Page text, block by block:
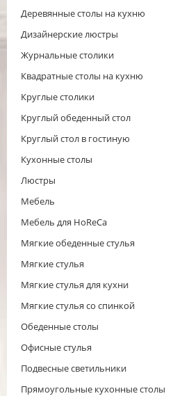
Деревянные столы на кухню
Дизайнерские люстры
Журнальные столики
Квадратные столы на кухню
Круглые столики
Круглый обеденный стол
Круглый стол в гостиную
Кухонные столы
Люстры
Мебель
Мебель для HoReCa
Мягкие обеденные стулья
Мягкие стулья
Мягкие стулья для кухни
Мягкие стулья со спинкой
Обеденные столы
Офисные стулья
Подвесные светильники
Прямоугольные кухонные столы